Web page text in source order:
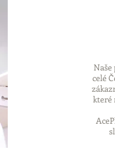
celé
které